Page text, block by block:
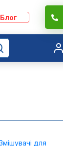
Блог